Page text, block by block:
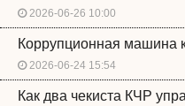
2026-06-26 10:00
Коррупционная машина
2026-06-24 15:54
Как два чекиста КЧР